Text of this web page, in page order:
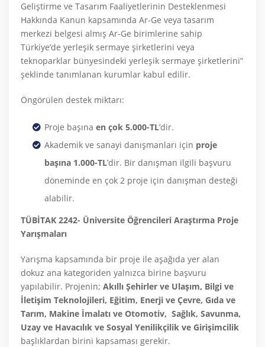
Geliştirme ve Tasarım Faaliyetlerinin Desteklenmesi
Hakkında Kanun kapsamında Ar-Ge veya tasarım
merkezi belgesi almış Ar-Ge birimlerine sahip
Türkiye’de yerleşik sermaye şirketlerini veya
teknoparklar bünyesindeki yerleşik sermaye şirketlerini”
şeklinde tanımlanan kurumlar kabul edilir.
Öngörülen destek miktarı:
Proje başına en çok 5.000-TL’dir.
Akademik ve sanayi danışmanları için proje
başına 1.000-TL’dir. Bir danışman ilgili başvuru
döneminde en çok 2 proje için danışman desteği
alabilir.
TÜBİTAK 2242- Üniversite Öğrencileri Araştırma Proje
Yarışmaları
Yarışma kapsamında bir proje ile aşağıda yer alan
dokuz ana kategoriden yalnızca birine başvuru
yapılabilir. Projenin; Akıllı Şehirler ve Ulaşım, Bilgi ve
İletişim Teknolojileri, Eğitim, Enerji ve Çevre, Gıda ve
Tarım, Makine İmalatı ve Otomotiv, Sağlık, Savunma,
Uzay ve Havacılık ve Sosyal Yenilikçilik ve Girişimcilik
başlıklardan birini kapsaması gerekir.